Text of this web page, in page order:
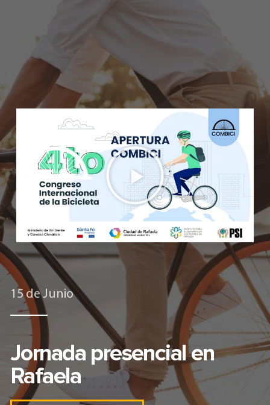
15 de Junio
Jornada presencial en
Rafaela